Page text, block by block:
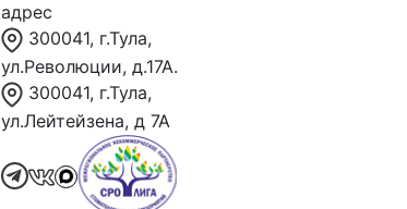
адрес
300041, г.Тула,
ул.Революции, д.17А.
300041, г.Тула,
ул.Лейтейзена, д 7А